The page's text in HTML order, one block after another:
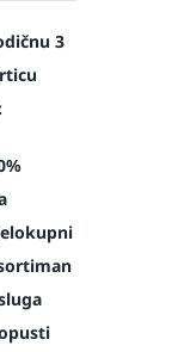
3